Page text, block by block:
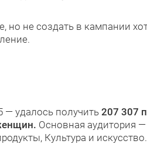
но не создать в кампании
— удалось получить 207 307
Основная аудитория
Культура и искусство.